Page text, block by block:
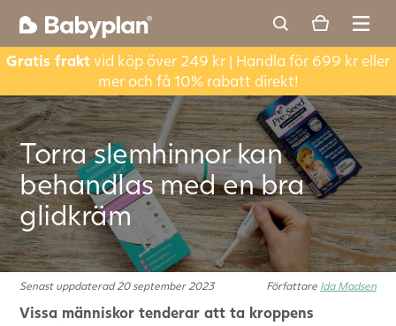
Gratis fraktvid köp över 249 kr | Handla för 699 kr eller
mer och få 10% rabatt direkt!
Torra slemhinnor kan
behandlas med en bra
glidkräm
Senast uppdaterad 20 september 2023 Författare Ida Madsen
Vissa människor tenderar att ta kroppens